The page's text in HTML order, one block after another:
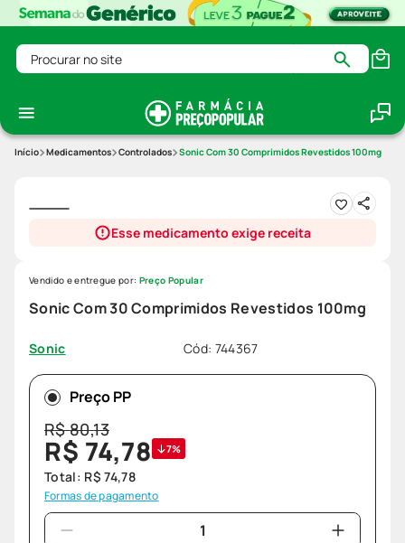
Procurar no site
Medicamentos Controlados Sonic Com 30 Comprimidos Revestidos 100mg
Esse medicamento exige receita
Sonic Com 30 Comprimidos Revestidos 100mg
Sonic Cód: 744367
Vendido e entregue por: Preço Popular
Preço PP
R$80,13
R$ 74,78 7%
Total: R$ 74,78
Formas de pagamento